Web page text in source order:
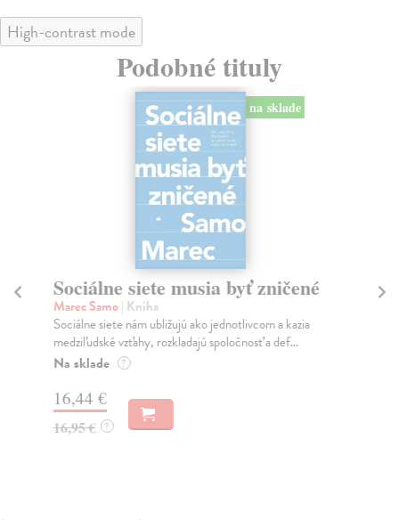
High-contrast mode
Podobné tituly
na sklade
Sociálne siete musia byť zničené
Marec Samo| Kniha
Sociálne siete nám ubližujú ako jednotlivcom a kazia
medziľudské vzťahy, rozkladajú spoločnosť a def...
Na sklade ?
16,44 €
16,95 € ?